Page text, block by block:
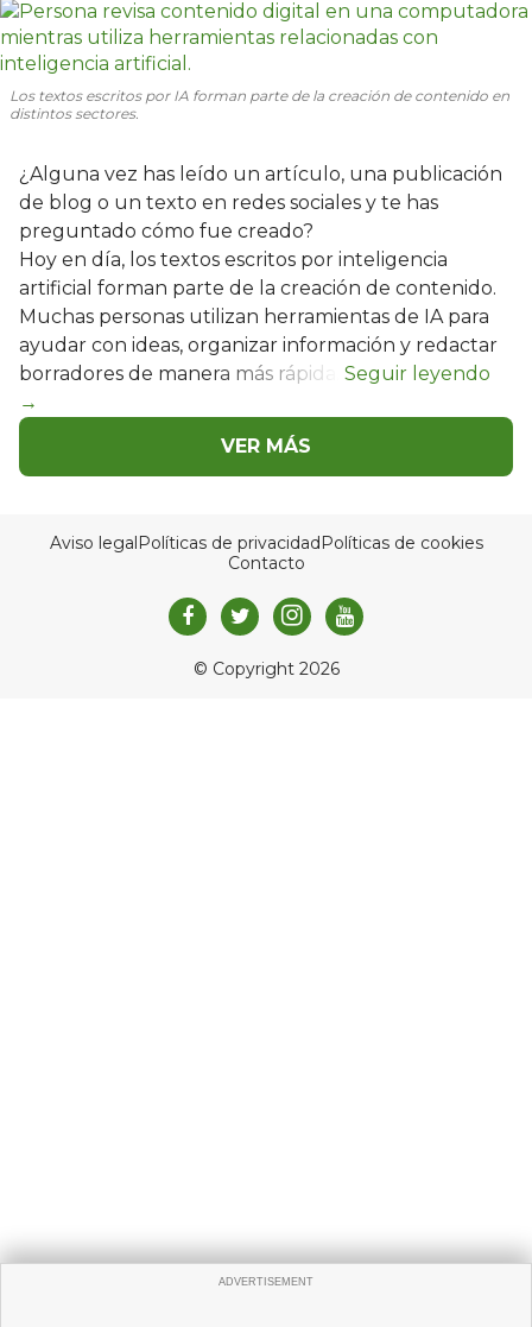
Los textos escritos por IA forman parte de la creación de contenido en
distintos sectores.
¿Alguna vez has leído un artículo, una publicación
de blog o un texto en redes sociales y te has
preguntado cómo fue creado?
Hoy en día, los textos escritos por inteligencia
artificial forman parte de la creación de contenido.
Muchas personas utilizan herramientas de IA para
ayudar con ideas, organizar información y redactar
borradores de manera más rápida.
VER MÁS
Aviso legalPolíticas de privacidadPolíticas de cookies
Contacto
© Copyright 2026